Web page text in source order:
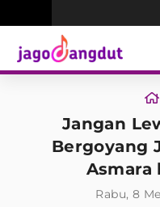
Jangan
Bergoyang
Asmara
Rabu, 8